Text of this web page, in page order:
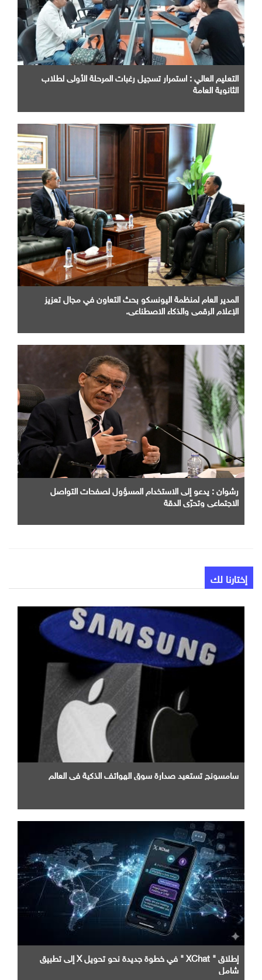
التعليم العالي : استمرار تسجيل رغبات المرحلة الأولى لطلاب
الثانوية العامة
المدير العام لمنظمة اليونسكو بحث التعاون في مجال تعزيز
الإعلام الرقمي والذكاء الاصطناعي.
رشوان : يدعو إلى الاستخدام المسؤول لصفحات التواصل
الاجتماعي وتحرّي الدقة
إختارنا لك
سامسونج تستعيد صدارة سوق الهواتف الذكية في العالم
إطلاق " XChat " في خطوة جديدة نحو تحويل X إلى تطبيق
شامل